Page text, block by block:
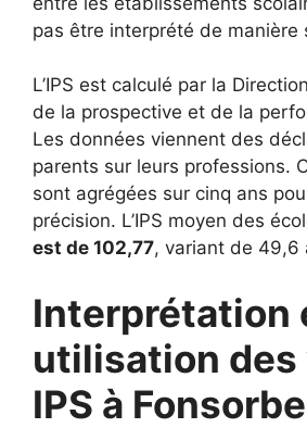
pas être interprété de manière
L’IPS est calculé par la
de la prospective et de la
Les données viennent des
parents sur leurs professions.
sont agrégées sur cinq ans
précision. L’IPS moyen des
est de 102,77, variant de 49,6
Interprétation
utilisation des
IPS à